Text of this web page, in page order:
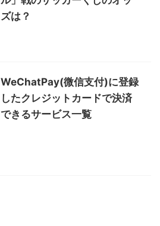
ズは？
WeChatPay(微信支付)に登録
したクレジットカードで決済
できるサービス一覧